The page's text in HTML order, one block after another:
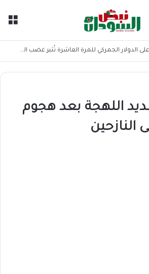
تطبيق زيادة جديدة على الدولار الجمركي للمرة العاشرة تُثير غضب المستوردين
اللهجة بعد هجوم
النازحين